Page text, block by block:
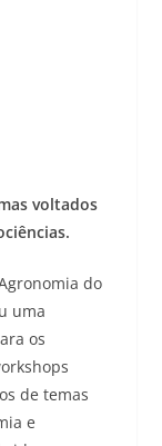
voltados
do
uma
os
de temas
e